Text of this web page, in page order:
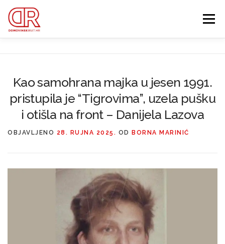
sadržaj
Izbornik
IZDVOJENE KATEGORIJE O MENI MEMBERSHIP
Search for:
Search Button
Kao samohrana majka u jesen 1991.
pristupila je “Tigrovima”, uzela pušku
i otišla na front – Danijela Lazova
OBJAVLJENO 28. RUJNA 2025. OD BORNA MARINIĆ